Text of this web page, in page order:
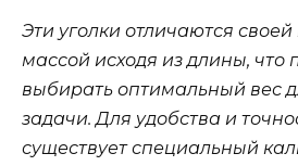
Эти уголки отличаются
массой исходя из длины, что
выбирать оптимальный вес
задачи. Для удобства и
существует специальный